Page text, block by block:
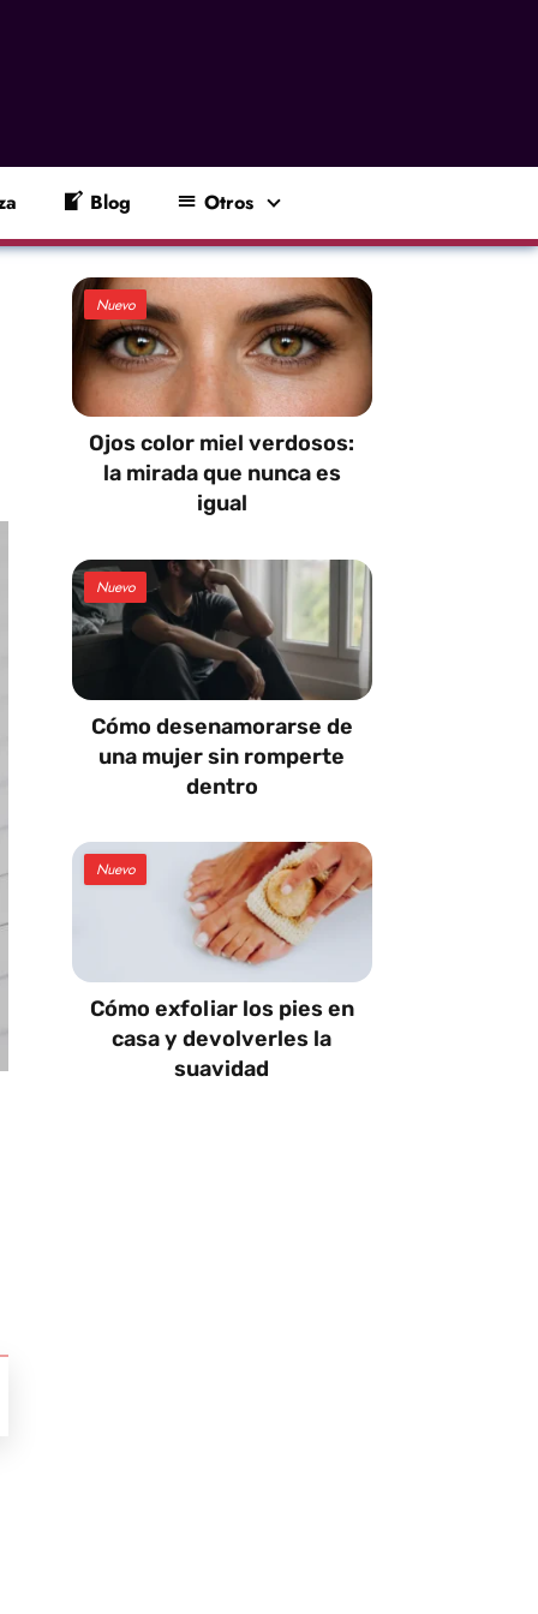
Blog Otros
Nuevo
Ojos color miel verdosos:
la mirada que nunca es
igual
Nuevo
Cómo desenamorarse de
una mujer sin romperte
dentro
Nuevo
Cómo exfoliar los pies en
casa y devolverles la
suavidad